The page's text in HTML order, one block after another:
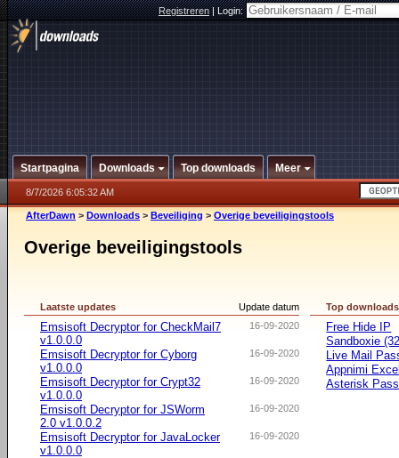
Registreren|Login:
Startpagina Downloads Top downloads Meer
8/7/2026 6:05:32 AM
AfterDawn > Downloads > Beveiliging > Overige beveiligingstools
Overige beveiligingstools
Update datum
Laatste updates
16-09-2020
Emsisoft Decryptor for CheckMail7
v1.0.0.0
16-09-2020
Emsisoft Decryptor for Cyborg
v1.0.0.0
16-09-2020
Emsisoft Decryptor for Crypt32
v1.0.0.0
16-09-2020
Emsisoft Decryptor for JSWorm
2.0 v1.0.0.2
16-09-2020
Emsisoft Decryptor for JavaLocker
v1.0.0.0
Top downloads
Free Hide IP
Sandboxie
Live Mail
Appnimi
Asterisk